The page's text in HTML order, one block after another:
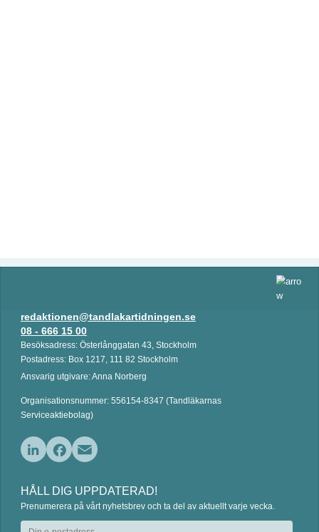
redaktionen@tandlakartidningen.se
08 - 666 15 00
Besöksadress: Österlånggatan 43, Stockholm
Postadress: Box 1217, 111 82 Stockholm
Ansvarig utgivare: Anna Norberg
Organisationsnummer: 556154-8347 (Tandläkarnas
Serviceaktiebolag)
n
k
c
e
a
i
HÅLL DIG UPPDATERAD!
Prenumerera på vårt nyhetsbrev och ta del av aktuellt varje vecka.